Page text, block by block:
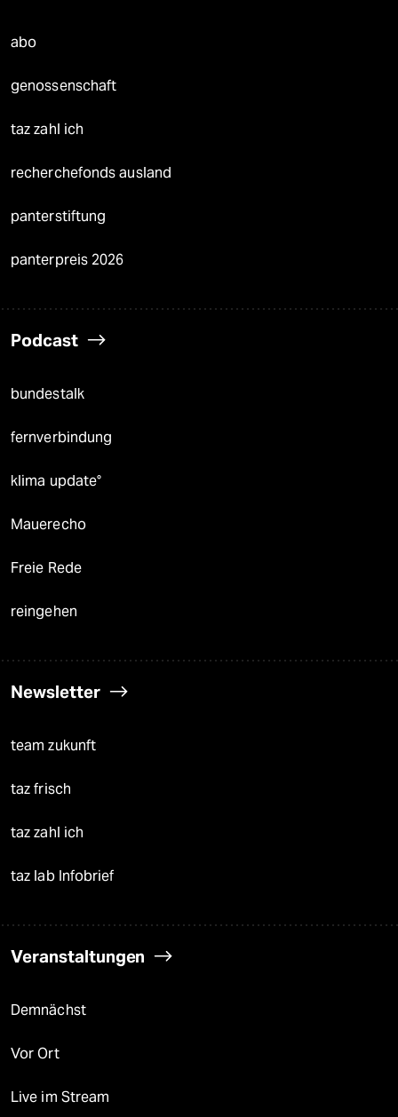
abo
genossenschaft
taz zahl ich
recherchefonds ausland
panterstiftung
panterpreis 2026
Podcast
bundestalk
fernverbindung
klima update°
Mauerecho
Freie Rede
reingehen
Newsletter
team zukunft
taz frisch
taz zahl ich
taz lab Infobrief
Veranstaltungen
Demnächst
Vor Ort
Live im Stream